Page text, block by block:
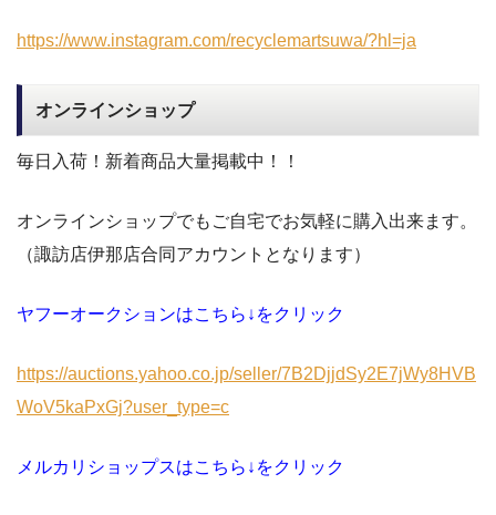
https://www.instagram.com/recyclemartsuwa/?hl=ja
オンラインショップ
毎日入荷！新着商品大量掲載中！！
オンラインショップでもご自宅でお気軽に購入出来ます。
（諏訪店伊那店合同アカウントとなります）
ヤフーオークションはこちら↓をクリック
https://auctions.yahoo.co.jp/seller/7B2DjjdSy2E7jWy8HVB
WoV5kaPxGj?user_type=c
メルカリショップスはこちら↓をクリック